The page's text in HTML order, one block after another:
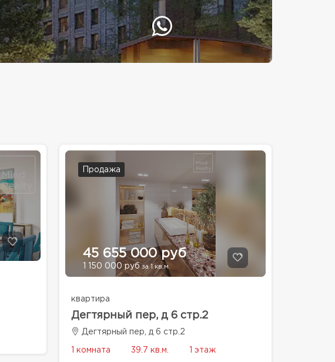
Продажа
45 655 000 руб
1 150 000 рубза 1 кв.м.
квартира
Дегтярный пер, д 6 стр.2
Дегтярный пер, д 6 стр.2
1 комната 39.7 кв.м. 1 этаж